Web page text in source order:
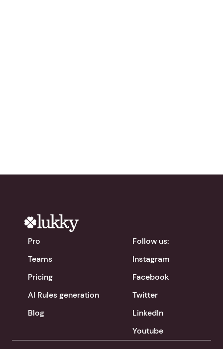
Pro
Teams
Pricing
AI Rules generation
Blog
Follow us:
Instagram
Facebook
Twitter
LinkedIn
Youtube